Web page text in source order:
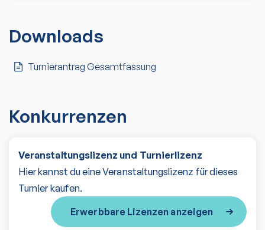
Downloads
Turnierantrag Gesamtfassung
Konkurrenzen
Veranstaltungslizenz und Turnierlizenz
Hier kannst du eine Veranstaltungslizenz für dieses
Turnier kaufen.
Erwerbbare Lizenzen anzeigen